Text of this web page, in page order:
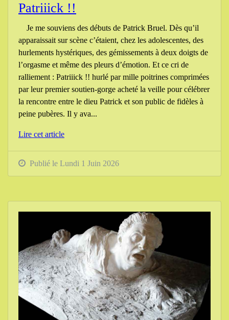
Patriiick !!
Je me souviens des débuts de Patrick Bruel. Dès qu’il
apparaissait sur scène c’étaient, chez les adolescentes, des
hurlements hystériques, des gémissements à deux doigts de
l’orgasme et même des pleurs d’émotion. Et ce cri de
ralliement : Patriiick !! hurlé par mille poitrines comprimées
par leur premier soutien-gorge acheté la veille pour célébrer
la rencontre entre le dieu Patrick et son public de fidèles à
peine pubères. Il y ava...
Lire cet article
Publié le Lundi 1 Juin 2026